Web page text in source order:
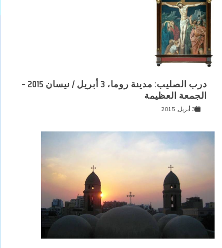
درب الصليب: مدينة روما، 3 أبريل / نيسان 2015 –
الجمعة العظيمة
3 أبريل, 2015